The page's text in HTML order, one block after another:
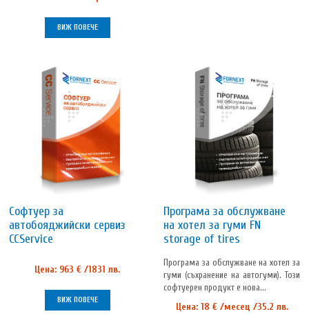
ВИЖ ПОВЕЧЕ
Софтуер за
автобояджийски сервиз
CCService
Цена: 963 € /1831 лв.
ВИЖ ПОВЕЧЕ
Програма за обслужване
на хотел за гуми FN
storage of tires
Програма за обслужване на хотел за
гуми (съхранение на автогуми). Този
софтуерен продукт е нова...
Цена: 18 € /месец /35.2 лв.